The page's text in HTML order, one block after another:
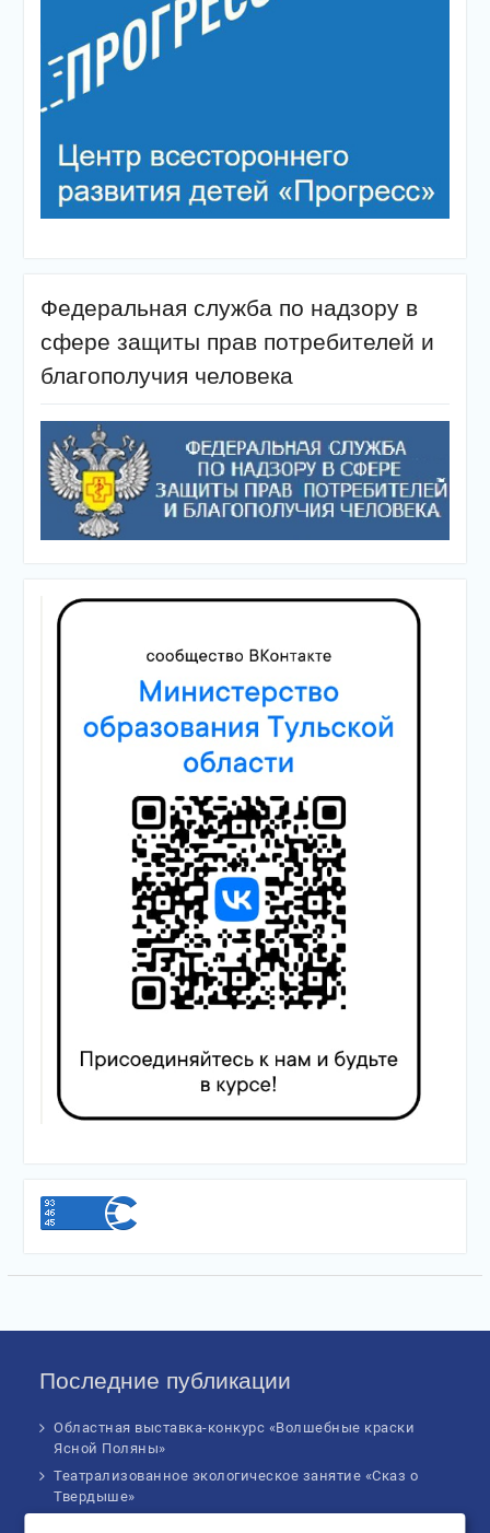
Федеральная служба по надзору в
сфере защиты прав потребителей и
благополучия человека
Последние публикации
Областная выставка-конкурс «Волшебные краски
Ясной Поляны»
Театрализованное экологическое занятие «Сказ о
Твердыше»